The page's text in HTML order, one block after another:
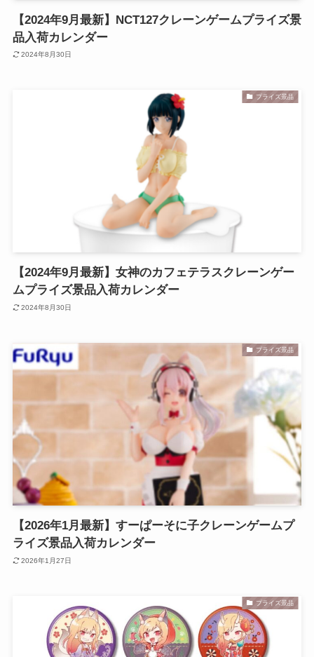
【2024年9月最新】NCT127クレーンゲームプライズ景
品入荷カレンダー
2024年8月30日
プライズ景品
【2024年9月最新】女神のカフェテラスクレーンゲー
ムプライズ景品入荷カレンダー
2024年8月30日
プライズ景品
【2026年1月最新】すーぱーそに子クレーンゲームプ
ライズ景品入荷カレンダー
2026年1月27日
プライズ景品